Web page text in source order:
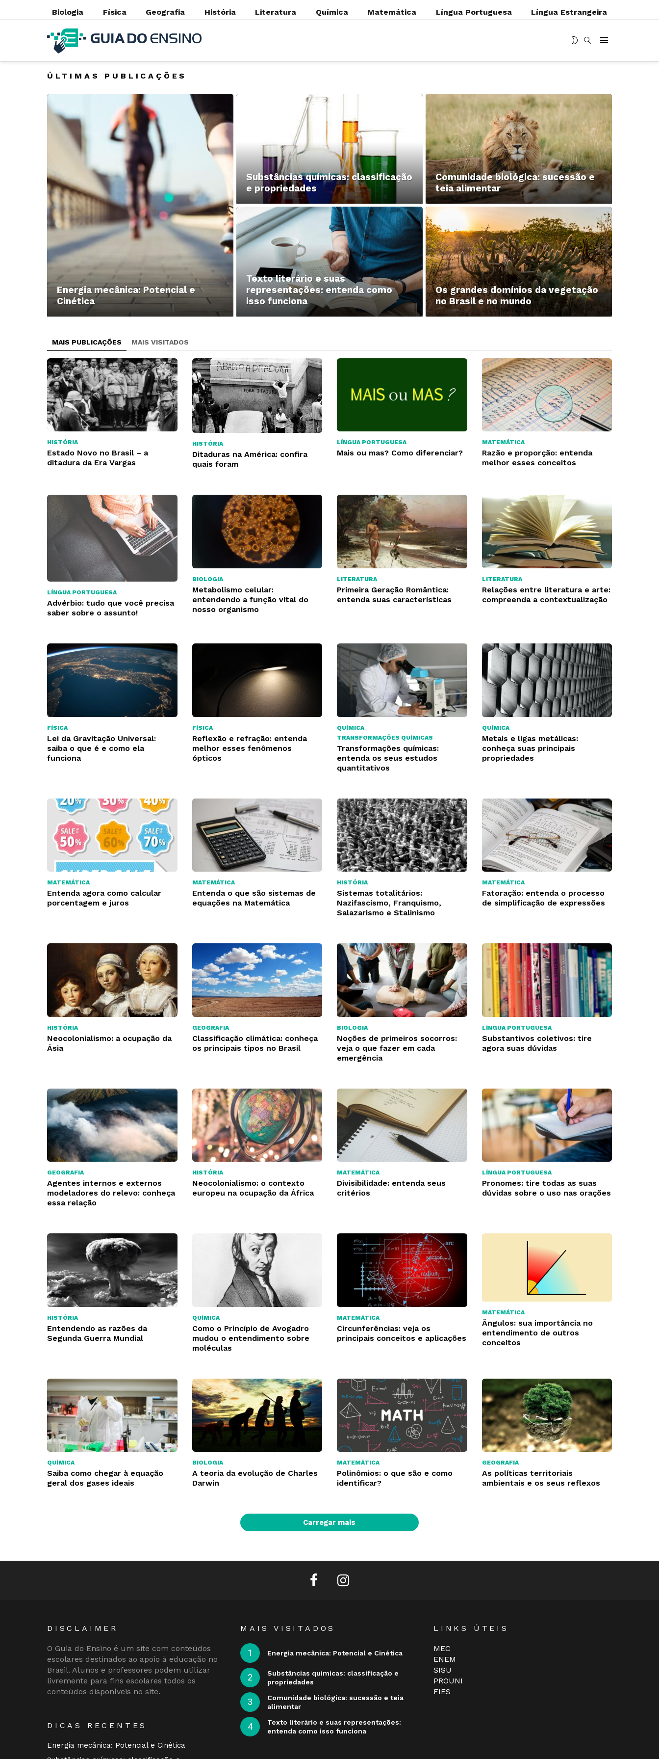
Biologia Física Geografia História Literatura Química Matemática Língua Portuguesa Língua Estrangeira
MUDARBUSCAR
ÚLTIMAS PUBLICAÇÕES
Energia mecânica: Potencial e
Cinética
Substâncias químicas: classificação
e propriedades
Comunidade biológica: sucessão e
teia alimentar
Texto literário e suas
representações: entenda como
isso funciona
Os grandes domínios da vegetação
no Brasil e no mundo
MAIS PUBLICAÇÕES MAIS VISITADOS
HISTÓRIA
Estado Novo no Brasil – a
ditadura da Era Vargas
HISTÓRIA
Ditaduras na América: confira
quais foram
LÍNGUA PORTUGUESA
Mais ou mas? Como diferenciar?
MATEMÁTICA
Razão e proporção: entenda
melhor esses conceitos
LÍNGUA PORTUGUESA
Advérbio: tudo que você precisa
saber sobre o assunto!
BIOLOGIA
Metabolismo celular:
entendendo a função vital do
nosso organismo
LITERATURA
Primeira Geração Romântica:
entenda suas características
LITERATURA
Relações entre literatura e arte:
compreenda a contextualização
FÍSICA
Lei da Gravitação Universal:
saiba o que é e como ela
funciona
FÍSICA
Reflexão e refração: entenda
melhor esses fenômenos
ópticos
QUÍMICA
TRANSFORMAÇÕES QUÍMICAS
Transformações químicas:
entenda os seus estudos
quantitativos
QUÍMICA
Metais e ligas metálicas:
conheça suas principais
propriedades
MATEMÁTICA
Entenda agora como calcular
porcentagem e juros
MATEMÁTICA
Entenda o que são sistemas de
equações na Matemática
HISTÓRIA
Sistemas totalitários:
Nazifascismo, Franquismo,
Salazarismo e Stalinismo
MATEMÁTICA
Fatoração: entenda o processo
de simplificação de expressões
HISTÓRIA
Neocolonialismo: a ocupação da
Ásia
GEOGRAFIA
Classificação climática: conheça
os principais tipos no Brasil
BIOLOGIA
Noções de primeiros socorros:
veja o que fazer em cada
emergência
LÍNGUA PORTUGUESA
Substantivos coletivos: tire
agora suas dúvidas
GEOGRAFIA
Agentes internos e externos
modeladores do relevo: conheça
essa relação
HISTÓRIA
Neocolonialismo: o contexto
europeu na ocupação da África
MATEMÁTICA
Divisibilidade: entenda seus
critérios
LÍNGUA PORTUGUESA
Pronomes: tire todas as suas
dúvidas sobre o uso nas orações
HISTÓRIA
Entendendo as razões da
Segunda Guerra Mundial
QUÍMICA
Como o Princípio de Avogadro
mudou o entendimento sobre
moléculas
MATEMÁTICA
Circunferências: veja os
principais conceitos e aplicações
MATEMÁTICA
Ângulos: sua importância no
entendimento de outros
conceitos
QUÍMICA
Saiba como chegar à equação
geral dos gases ideais
BIOLOGIA
A teoria da evolução de Charles
Darwin
MATEMÁTICA
Polinômios: o que são e como
identificar?
GEOGRAFIA
As políticas territoriais
ambientais e os seus reflexos
Carregar mais
DISCLAIMER
O Guia do Ensino é um site com conteúdos
escolares destinados ao apoio à educação no
Brasil. Alunos e professores podem utilizar
livremente para fins escolares todos os
conteúdos disponíveis no site.
DICAS RECENTES
Energia mecânica: Potencial e Cinética
MAIS VISITADOS
Energia mecânica: Potencial e Cinética
Substâncias químicas: classificação e
propriedades
Comunidade biológica: sucessão e teia
alimentar
Texto literário e suas representações:
entenda como isso funciona
LINKS ÚTEIS
MEC
ENEM
SISU
PROUNI
FIES